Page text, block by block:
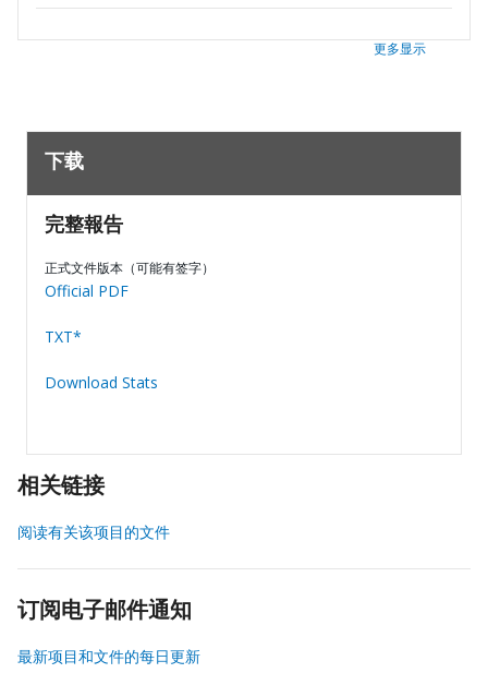
更多显示
下载
完整報告
正式文件版本（可能有签字）
Official PDF
TXT*
Download Stats
相关链接
阅读有关该项目的文件
订阅电子邮件通知
最新项目和文件的每日更新